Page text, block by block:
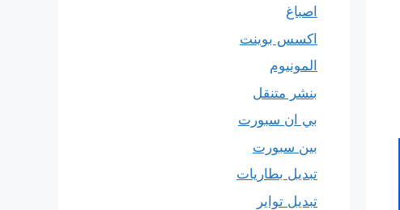
اصباغ
اكسس بوينت
المونيوم
بنشر متنقل
بي ان سبورت
بين سبورت
تبديل بطاريات
تبديل تواير